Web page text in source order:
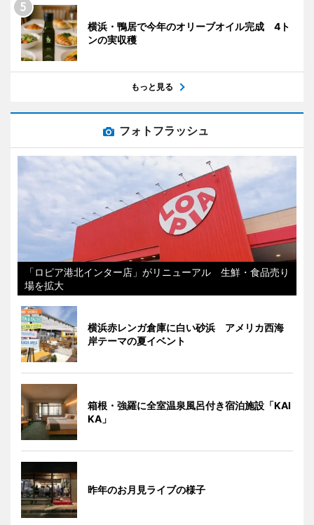
横浜・鴨居で今年のオリーブオイル完成 4ト
ンの実収穫
もっと見る
フォトフラッシュ
「ロピア港北インター店」がリニューアル 生鮮・食品売り
場を拡大
横浜赤レンガ倉庫に白い砂浜 アメリカ西海
岸テーマの夏イベント
箱根・強羅に全室温泉風呂付き宿泊施設「KAI
KA」
昨年のお月見ライブの様子